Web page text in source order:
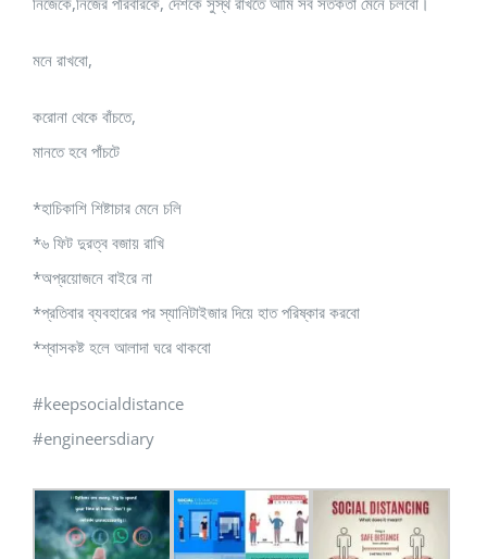
মনে রাখবো,
করোনা থেকে বাঁচতে,
মানতে হবে পাঁচটে
*হাচিকাশি শিষ্টাচার মেনে চলি
*৬ ফিট দুরত্ব বজায় রাখি
*অপ্রয়োজনে বাইরে না
*প্রতিবার ব্যবহারের পর স্যানিটাইজার দিয়ে হাত পরিষ্কার করবো
*শ্বাসকষ্ট হলে আলাদা ঘরে থাকবো
#keepsocialdistance
#engineersdiary